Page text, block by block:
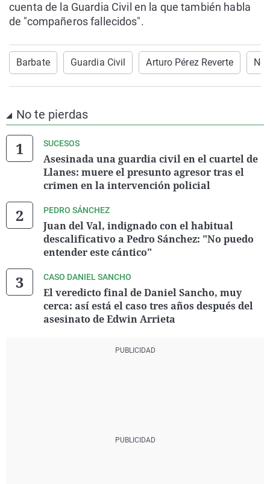
cuenta de la Guardia Civil en la que también habla
de "compañeros fallecidos".
Barbate Guardia Civil Arturo Pérez Reverte
No te pierdas
SUCESOS
Asesinada una guardia civil en el cuartel de
Llanes: muere el presunto agresor tras el
crimen en la intervención policial
PEDRO SÁNCHEZ
Juan del Val, indignado con el habitual
descalificativo a Pedro Sánchez: "No puedo
entender este cántico"
CASO DANIEL SANCHO
El veredicto final de Daniel Sancho, muy
cerca: así está el caso tres años después del
asesinato de Edwin Arrieta